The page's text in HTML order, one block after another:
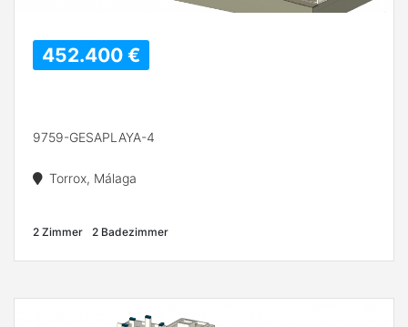
452.400 €
9759-GESAPLAYA-4
Torrox, Málaga
2 Zimmer 2 Badezimmer